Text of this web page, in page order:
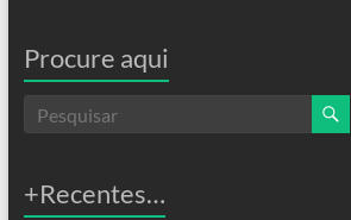
Procure aqui
+Recentes…